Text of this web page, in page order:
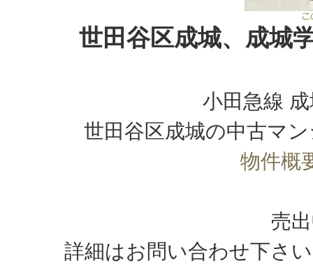
世田谷区成城、成城
小田急線
世田谷区成城の中古マ
物件概
売
詳細はお問い合わせ下さ